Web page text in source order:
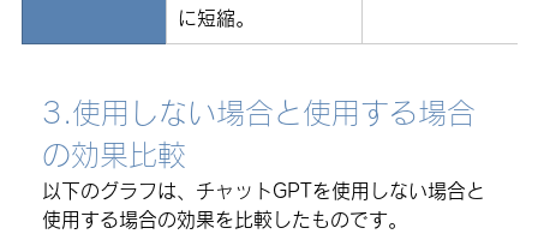
に短縮。
3.使用しない場合と使用する場合
の効果比較
以下のグラフは、チャットGPTを使用しない場合と
使用する場合の効果を比較したものです。